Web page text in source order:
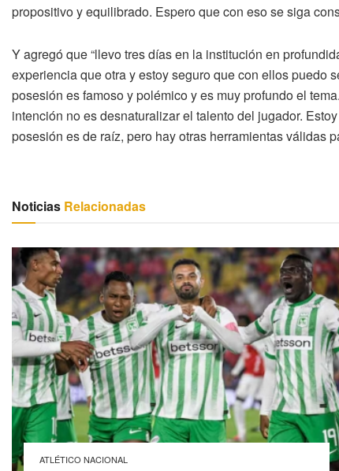
propositivo y equilibrado. Espero que con eso se siga
Y agregó que “llevo tres días en la institución en
experiencia que otra y estoy seguro que con ellos puedo
posesión es famoso y polémico y es muy profundo el
intención no es desnaturalizar el talento del jugador.
posesión es de raíz, pero hay otras herramientas válidas
Noticias Relacionadas
ATLÉTICO NACIONAL